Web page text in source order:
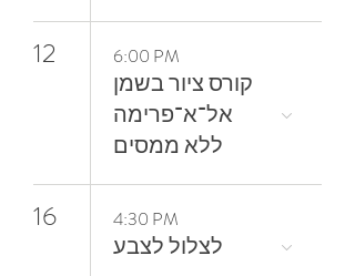
12 6:00 PM
קורס ציור בשמן
אל־א־פרימה
ללא ממסים
16 4:30 PM